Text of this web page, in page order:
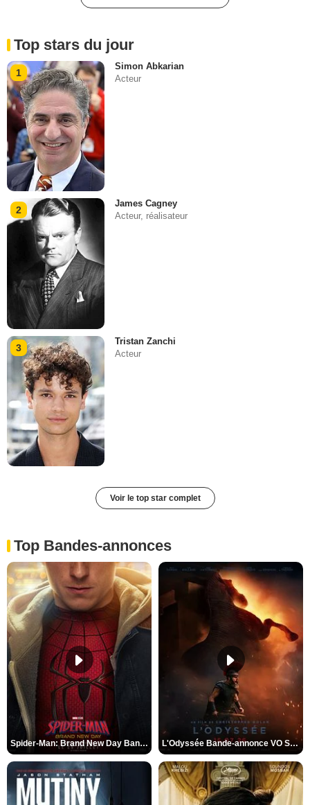
Top stars du jour
1
Simon Abkarian
Acteur
2
James Cagney
Acteur, réalisateur
3
Tristan Zanchi
Acteur
Voir le top star complet
Top Bandes-annonces
Spider-Man: Brand New Day Bande-annonce VO STFR L'Odyssée Bande-annonce VO STFR